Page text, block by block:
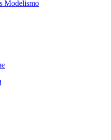
Modelismo